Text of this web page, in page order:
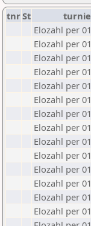
tnrSt
Elozahl per
Elozahl per
Elozahl per
Elozahl per
Elozahl per
Elozahl per
Elozahl per
Elozahl per
Elozahl per
Elozahl per
Elozahl per
Elozahl per
Elozahl per
Elozahl per